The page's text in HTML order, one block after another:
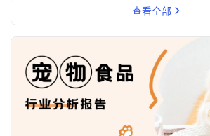
金融市场解决方案
电商解决方案
资源中心
查看全部